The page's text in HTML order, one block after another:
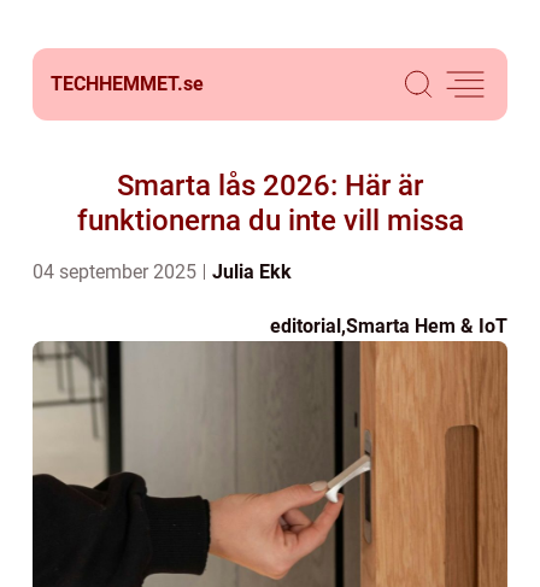
TECHHEMMET.se
Smarta lås 2026: Här är
funktionerna du inte vill missa
04 september 2025 Julia Ekk
editorial,Smarta Hem & IoT